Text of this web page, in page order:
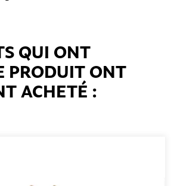
QUI ONT
PRODUIT ONT
ACHETÉ :